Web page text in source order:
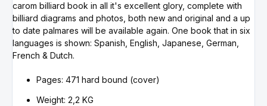
carom billiard book in all it's excellent glory, complete with
billiard diagrams and photos, both new and original and a up
to date palmares will be available again. One book that in six
languages is shown: Spanish, English, Japanese, German,
French & Dutch.
Pages: 471 hard bound (cover)
Weight: 2,2 KG